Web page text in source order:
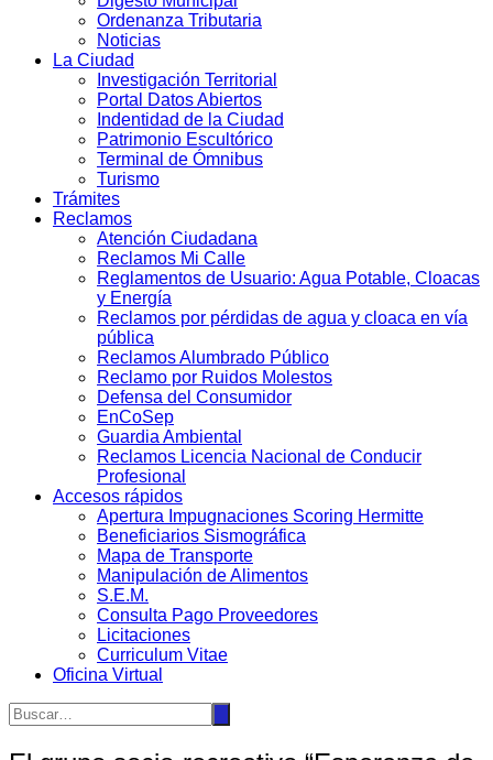
Ordenanza Tributaria
Noticias
La Ciudad
Investigación Territorial
Portal Datos Abiertos
Indentidad de la Ciudad
Patrimonio Escultórico
Terminal de Ómnibus
Turismo
Trámites
Reclamos
Atención Ciudadana
Reclamos Mi Calle
Reglamentos de Usuario: Agua Potable, Cloacas
y Energía
Reclamos por pérdidas de agua y cloaca en vía
pública
Reclamos Alumbrado Público
Reclamo por Ruidos Molestos
Defensa del Consumidor
EnCoSep
Guardia Ambiental
Reclamos Licencia Nacional de Conducir
Profesional
Accesos rápidos
Apertura Impugnaciones Scoring Hermitte
Beneficiarios Sismográfica
Mapa de Transporte
Manipulación de Alimentos
S.E.M.
Consulta Pago Proveedores
Licitaciones
Curriculum Vitae
Oficina Virtual